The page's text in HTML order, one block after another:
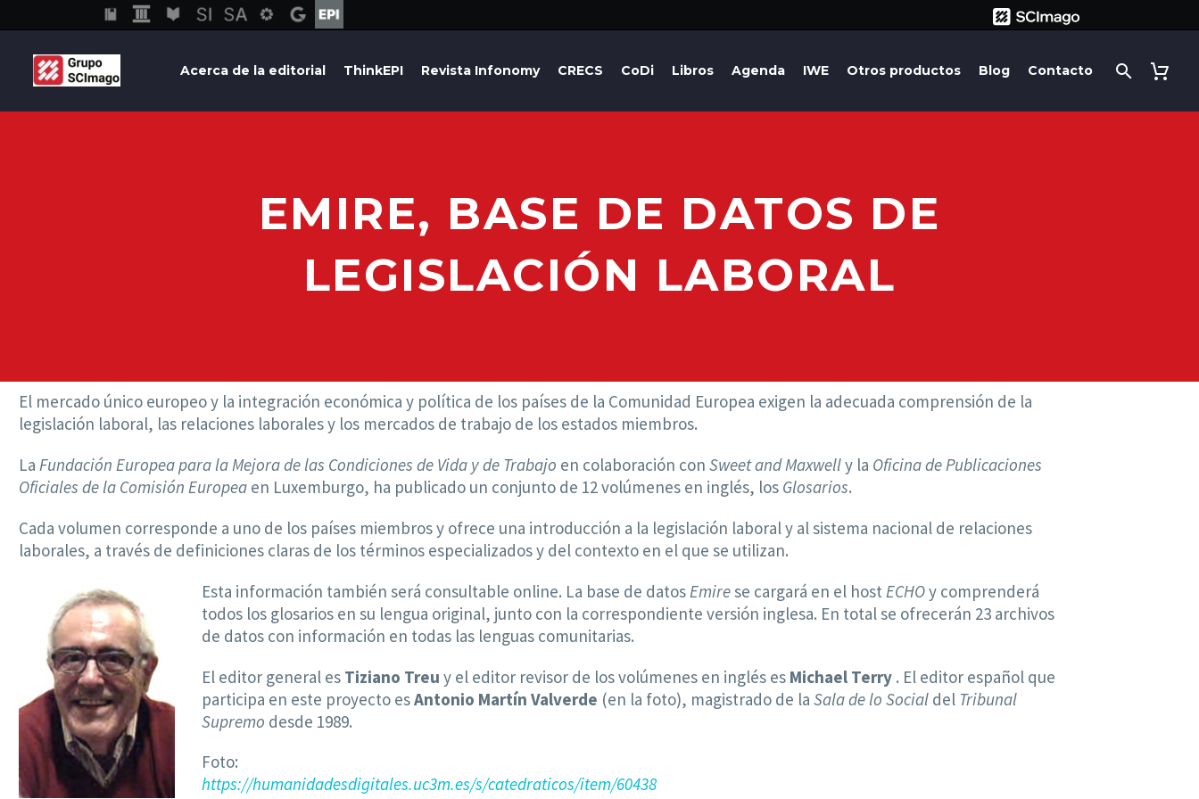
Acerca de la editorial ThinkEPI Revista Infonomy CRECS CoDi Libros Agenda IWE Otros productos Blog Contacto
EMIRE, BASE DE DATOS DE
LEGISLACIÓN LABORAL
El mercado único europeo y la integración económica y política de los países de la Comunidad Europea exigen la adecuada comprensión de la
legislación laboral, las relaciones laborales y los mercados de trabajo de los estados miembros.
La Fundación Europea para la Mejora de las Condiciones de Vida y de Trabajo en colaboración con Sweet and Maxwelly la Oficina de Publicaciones
Oficiales de la Comisión Europea en Luxemburgo, ha publicado un conjunto de 12 volúmenes en inglés, los Glosarios.
Cada volumen corresponde a uno de los países miembros y ofrece una introducción a la legislación laboral y al sistema nacional de relaciones
laborales, a través de definiciones claras de los términos especializados y del contexto en el que se utilizan.
Esta información también será consultable online. La base de datos Emirese cargará en el host ECHOy comprenderá
todos los glosarios en su lengua original, junto con la correspondiente versión inglesa. En total se ofrecerán 23 archivos
de datos con información en todas las lenguas comunitarias.
El editor general es Tiziano Treu y el editor revisor de los volúmenes en inglés es Michael Terry . El editor español que
participa en este proyecto esAntonio Martín Valverde (en la foto), magistrado de laSala de lo Social del Tribunal
Supremo desde 1989.
Foto:
https://humanidadesdigitales.uc3m.es/s/catedraticos/item/60438